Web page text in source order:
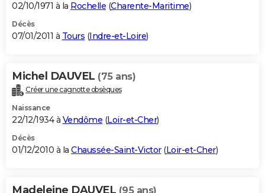
02/10/1971 à la Rochelle (Charente-Maritime)
Décès
07/01/2011 à Tours (Indre-et-Loire)
Michel DAUVEL (75 ans)
Créer une cagnotte obsèques
Naissance
22/12/1934 à Vendôme (Loir-et-Cher)
Décès
01/12/2010 à la Chaussée-Saint-Victor(Loir-et-Cher)
Madeleine DAUVEL (95 ans)